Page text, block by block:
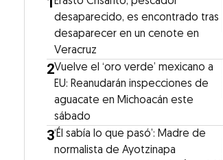
desaparecido, es encontrado tras
desaparecer en un cenote en
Veracruz
2Vuelve el ‘oro verde’ mexicano a
EU: Reanudarán inspecciones de
aguacate en Michoacán este
sábado
3‘Él sabía lo que pasó’: Madre de
normalista de Ayotzinapa